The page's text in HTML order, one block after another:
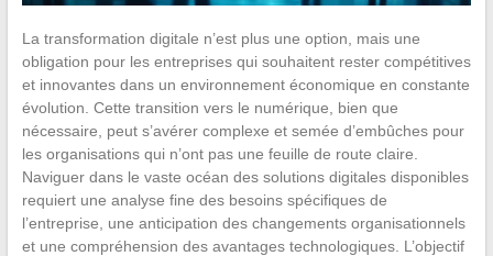
La transformation digitale n’est plus une option, mais une
obligation pour les entreprises qui souhaitent rester compétitives
et innovantes dans un environnement économique en constante
évolution. Cette transition vers le numérique, bien que
nécessaire, peut s’avérer complexe et semée d’embûches pour
les organisations qui n’ont pas une feuille de route claire.
Naviguer dans le vaste océan des solutions digitales disponibles
requiert une analyse fine des besoins spécifiques de
l’entreprise, une anticipation des changements organisationnels
et une compréhension des avantages technologiques. L’objectif